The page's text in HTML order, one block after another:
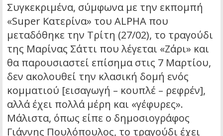
Συγκεκριμένα, σύμφωνα με την εκπομπή
«Super Κατερίνα» του ALPHA που
μεταδόθηκε την Τρίτη (27/02), το τραγούδι
της Μαρίνας Σάττι που λέγεται «Ζάρι» και
θα παρουσιαστεί επίσημα στις 7 Μαρτίου,
δεν ακολουθεί την κλασική δομή ενός
κομματιού [εισαγωγή – κουπλέ – ρεφρέν],
αλλά έχει πολλά μέρη και «γέφυρες».
Μάλιστα, όπως είπε ο δημοσιογράφος
Γιάννης Πουλόπουλος, το τραγούδι έχει